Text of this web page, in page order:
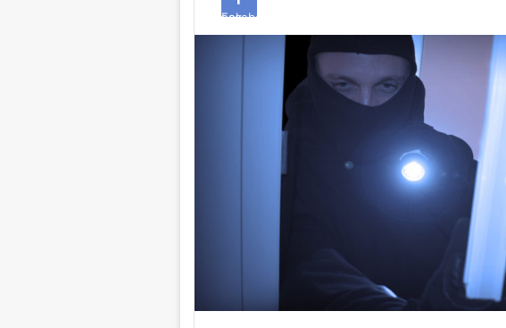
Facebook